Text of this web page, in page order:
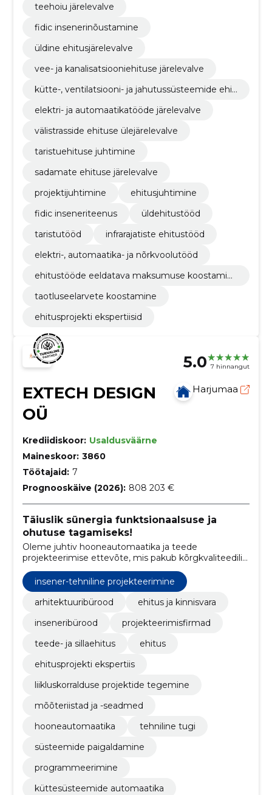
teehoiu järelevalve
fidic insenerinõustamine
üldine ehitusjärelevalve
vee- ja kanalisatsiooniehituse järelevalve
kütte-, ventilatsiooni- ja jahutussüsteemide ehit
elektri- ja automaatikatööde järelevalve
välistrasside ehituse ülejärelevalve
taristuehituse juhtimine
sadamate ehituse järelevalve
projektijuhtimine
ehitusjuhtimine
fidic inseneriteenus
üldehitustööd
taristutööd
infrarajatiste ehitustööd
elektri-, automaatika- ja nõrkvoolutööd
ehitustööde eeldatava maksumuse koostamin
taotluseelarvete koostamine
ehitusprojekti ekspertiisid
5.0 7 hinnangut
EXTECH DESIGN
OÜ
Harjumaa
Krediidiskoor: Usaldusväärne
Maineskoor: 3860
Töötajaid: 7
Prognooskäive (2026): 808 203 €
Täiuslik sünergia funktsionaalsuse ja
ohutuse tagamiseks!
Oleme juhtiv hooneautomaatika ja teede
projekteerimise ettevõte, mis pakub kõrgkvaliteedilisi
automaatikalahendusi ja terviklikke teeinfrastruktuuri
projekte.
insener-tehniline projekteerimine
arhitektuuribürood
ehitus ja kinnisvara
inseneribürood
projekteerimisfirmad
teede- ja sillaehitus
ehitus
ehitusprojekti ekspertiis
liikluskorralduse projektide tegemine
mõõteriistad ja -seadmed
hooneautomaatika
tehniline tugi
süsteemide paigaldamine
programmeerimine
küttesüsteemide automaatika